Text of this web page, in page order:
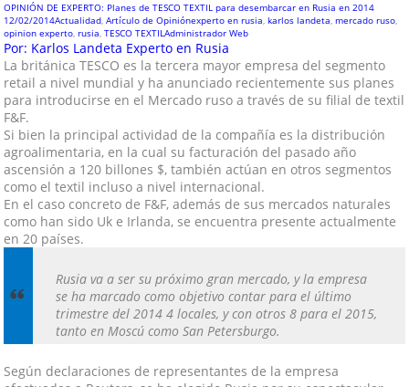
OPINIÓN DE EXPERTO: Planes de TESCO TEXTIL para desembarcar en Rusia en 2014
12/02/2014Actualidad,Artículo de Opiniónexperto en rusia,karlos landeta,mercado ruso,
opinion experto,rusia,TESCO TEXTILAdministrador Web
Por: Karlos Landeta Experto en Rusia
La británica TESCO es la tercera mayor empresa del segmento
retail a nivel mundial y ha anunciado recientemente sus planes
para introducirse en el Mercado ruso a través de su filial de textil
F&F.
Si bien la principal actividad de la compañía es la distribución
agroalimentaria, en la cual su facturación del pasado año
ascensión a 120 billones $, también actúan en otros segmentos
como el textil incluso a nivel internacional.
En el caso concreto de F&F, además de sus mercados naturales
como han sido Uk e Irlanda, se encuentra presente actualmente
en 20 países.
Rusia va a ser su próximo gran mercado, y la empresa
se ha marcado como objetivo contar para el último
trimestre del 2014 4 locales, y con otros 8 para el 2015,
tanto en Moscú como San Petersburgo.
Según declaraciones de representantes de la empresa